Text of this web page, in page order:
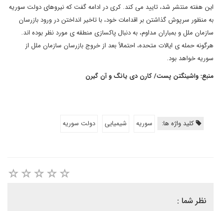
این هفته منتشر شد، تایید می کند. کری در ادامه گفت که نیروهای دولت سوریه
به منظور سرپوش گذاشتن بر اقدامات خود، با تاخیر انداختن در ورود بازرسان
سازمان ملل و بمباران مداوم، به دنبال پاکسازی منطقه ی مورد نظر بوده اند.
هرگونه حمله ی ایالات متحده، احتمالاً بعد از خروج بازرسان سازمان ملل از
سوریه خواهد بود.
منبع: واشینگتن پست/ کارن دی یانگ و آن گیرن
کلید واژه ها: سوریه شیمیایی دولت سوریه
نظر شما :